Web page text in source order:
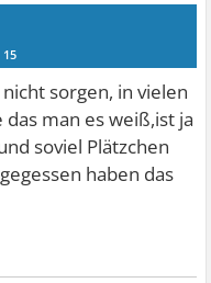
15
sorgen, in vielen
man es weiß,ist ja
soviel Plätzchen
haben das